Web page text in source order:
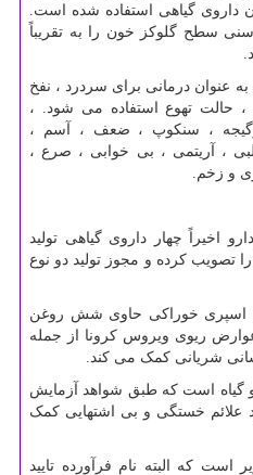
داروی گیاهی استفاده شده است.
سطح گلوکز خون را به تقریباً
عنوان درمانی برای سردرد ، نفخ
حالت تهوع استفاده می شود. ،
، سنکوپ ، ضعف ، آسم ،
، آریتمی ، بی خوابی ، صرع ،
و زخم.
اخیراً چهار داروی گیاهی تولید
تصویب کرده و مجوز تولید دو نوع
اسپری خوراکی حاوی شش روغن
ریوی ویروس کرونا از جمله
شریانی کمک می کند.
گیاه است که طبق شواهد آزمایش
علائم خستگی و بی اشتهایی کمک
که البته نام فرآورده تایید